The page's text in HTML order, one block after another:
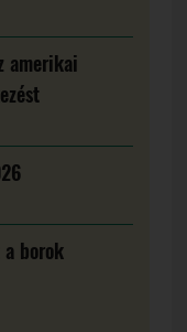
amerikai
borok